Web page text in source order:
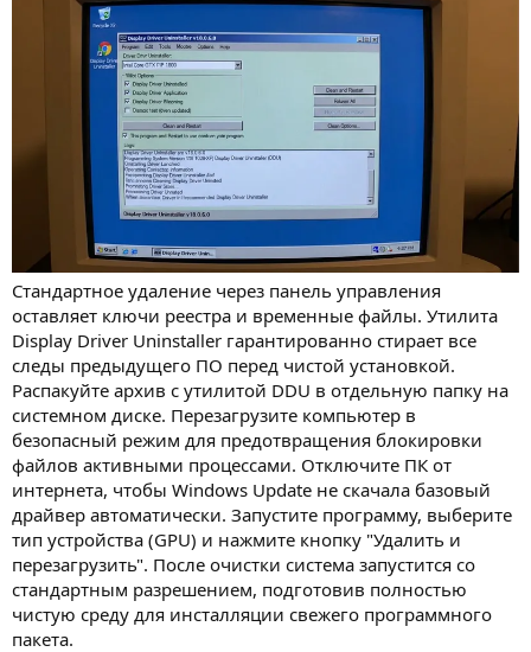
Стандартное удаление через панель управления
оставляет ключи реестра и временные файлы. Утилита
Display Driver Uninstaller гарантированно стирает все
следы предыдущего ПО перед чистой установкой.
Распакуйте архив с утилитой DDU в отдельную папку на
системном диске. Перезагрузите компьютер в
безопасный режим для предотвращения блокировки
файлов активными процессами. Отключите ПК от
интернета, чтобы Windows Update не скачала базовый
драйвер автоматически. Запустите программу, выберите
тип устройства (GPU) и нажмите кнопку "Удалить и
перезагрузить". После очистки система запустится со
стандартным разрешением, подготовив полностью
чистую среду для инсталляции свежего программного
пакета.